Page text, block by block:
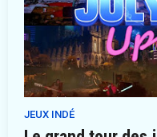
JEUX INDÉ